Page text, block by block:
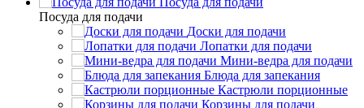
Посуда для подачи
Доски для подачи
Лопатки для подачи
Мини-ведра для подачи
Блюда для запекания
Кастрюли порционные
Корзины для подачи